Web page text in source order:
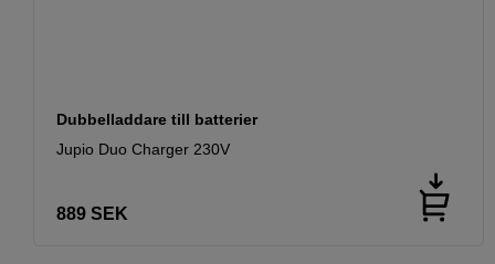
Dubbelladdare till batterier
Jupio Duo Charger 230V
889 SEK